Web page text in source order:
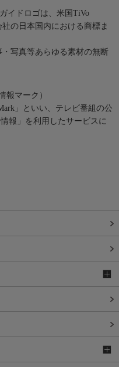
イドロゴは、米国TiVo
の日本国内における商標ま
写真等あらゆる素材の無断
報マーク）
」といい、テレビ番組の公
報」を利用したサービスに